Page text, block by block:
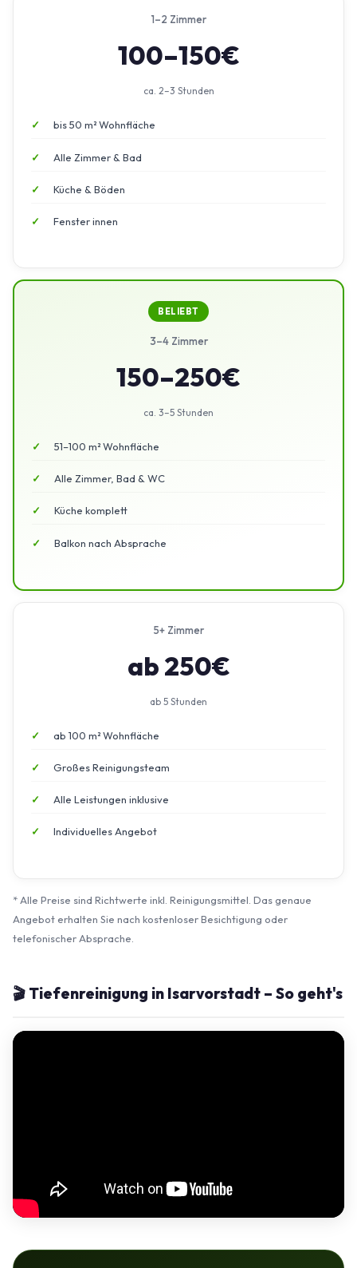
1–2 Zimmer
100–150€
ca. 2–3 Stunden
bis 50 m² Wohnfläche
Alle Zimmer & Bad
Küche & Böden
Fenster innen
BELIEBT
3–4 Zimmer
150–250€
ca. 3–5 Stunden
51–100 m² Wohnfläche
Alle Zimmer, Bad & WC
Küche komplett
Balkon nach Absprache
5+ Zimmer
ab 250€
ab 5 Stunden
ab 100 m² Wohnfläche
Großes Reinigungsteam
Alle Leistungen inklusive
Individuelles Angebot
* Alle Preise sind Richtwerte inkl. Reinigungsmittel. Das genaue
Angebot erhalten Sie nach kostenloser Besichtigung oder
telefonischer Absprache.
🎬 Tiefenreinigung in Isarvorstadt – So geht's